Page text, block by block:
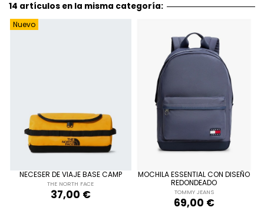
14 artículos en la misma categoría:
Nuevo
NECESER DE VIAJE BASE CAMP
THE NORTH FACE
37,00 €
ÚNICA
AMARILLO
Añadir al carrito
MOCHILA ESSENTIAL CON DISEÑO
REDONDEADO
TOMMY JEANS
69,00 €
AZUL MARINO
Añadir al carrito